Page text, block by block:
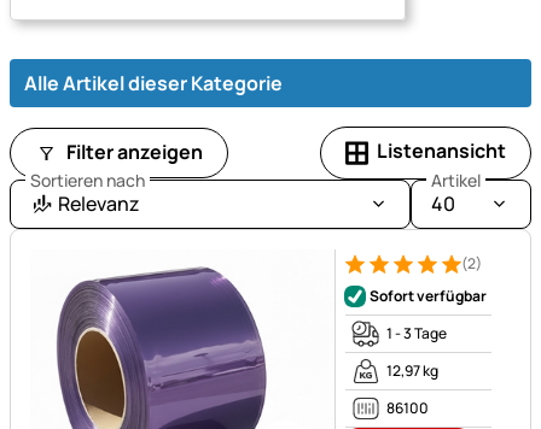
Alle Artikel dieser Kategorie
Filter anzeigen Listenansicht
Sortieren nach
Relevanz
Artikel
40
Bewertung: 5 von 5 (2
2 Bewertungen
(2)
Sofort verfügbar
1 - 3 Tage
12,97 kg
86100